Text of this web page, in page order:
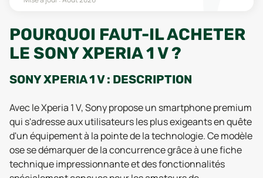
POURQUOI FAUT-IL ACHETER
LE SONY XPERIA 1 V ?
SONY XPERIA 1 V : DESCRIPTION
Avec le Xperia 1 V, Sony propose un smartphone premium
qui s'adresse aux utilisateurs les plus exigeants en quête
d'un équipement à la pointe de la technologie. Ce modèle
ose se démarquer de la concurrence grâce à une fiche
technique impressionnante et des fonctionnalités